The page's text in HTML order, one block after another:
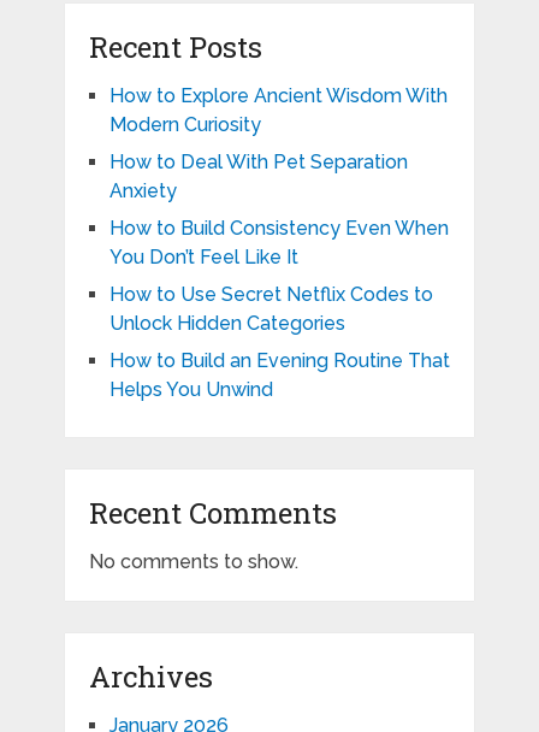
Recent Posts
How to Explore Ancient Wisdom With
Modern Curiosity
How to Deal With Pet Separation
Anxiety
How to Build Consistency Even When
You Don’t Feel Like It
How to Use Secret Netflix Codes to
Unlock Hidden Categories
How to Build an Evening Routine That
Helps You Unwind
Recent Comments
No comments to show.
Archives
January 2026